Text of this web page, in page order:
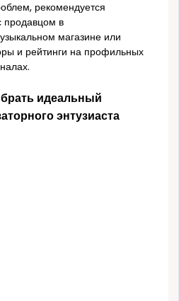
рекомендуется
продавцом в
магазине или
и рейтинги на профильных
идеальный
энтузиаста